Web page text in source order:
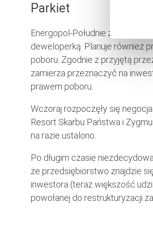
Parkiet
Energopol-Południe zamierza
deweloperką. Planuje również
poboru. Zgodnie z przyjętą
zamierza przeznaczyć na
prawem poboru.
Wczoraj rozpoczęły się
Resort Skarbu Państwa i
na razie ustalono.
Po długim czasie
że przedsiębiorstwo znajdzie
inwestora (teraz większość
powołanej do restrukturyzacji